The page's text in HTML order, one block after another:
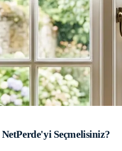
Seçmelisiniz?